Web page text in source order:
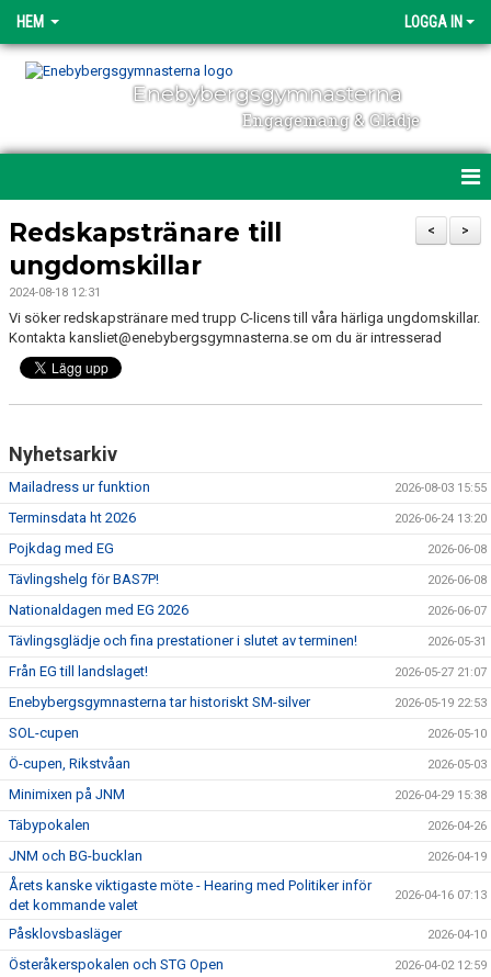
HEM LOGGA IN
Enebybergsgymnasterna
Engagemang & Glädje
HEM
DIREKTANMÄLAN
OM ENEBYBERGSGYMNASTERNA
ENGAGEMANG
POLICY & DOKUMENT
VÅRA ANSTÄLLDA LEDARE
VALBEREDNING
STYRELSE
LAGFÖRÄLDRAR
HALLAR
FRÅGOR & SVAR
EVENT
VAL AV SPÅR
KONTAKT
>
<
Redskapstränare till
ungdomskillar
2024-08-18 12:31
Vi söker redskapstränare med trupp C-licens till våra härliga ungdomskillar.
Kontakta kansliet@enebybergsgymnasterna.se om du är intresserad
Nyhetsarkiv
Mailadress ur funktion 2026-08-03 15:55
Terminsdata ht 2026 2026-06-24 13:20
Pojkdag med EG 2026-06-08
Tävlingshelg för BAS7P! 2026-06-08
Nationaldagen med EG 2026 2026-06-07
Tävlingsglädje och fina prestationer i slutet av terminen! 2026-05-31
Från EG till landslaget! 2026-05-27 21:07
Enebybergsgymnasterna tar historiskt SM-silver 2026-05-19 22:53
SOL-cupen 2026-05-10
Ö-cupen, Rikstvåan 2026-05-03
Minimixen på JNM 2026-04-29 15:38
Täbypokalen 2026-04-26
JNM och BG-bucklan 2026-04-19
Årets kanske viktigaste möte - Hearing med Politiker inför
det kommande valet
2026-04-16 07:13
Påsklovsbasläger 2026-04-10
Österåkerspokalen och STG Open 2026-04-02 12:59